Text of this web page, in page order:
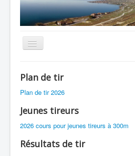
Basculer
la
Plan de tir
Plan de tir 2026
Jeunes tireurs
2026 cours pour jeunes tireurs à 300m
Résultats de tir